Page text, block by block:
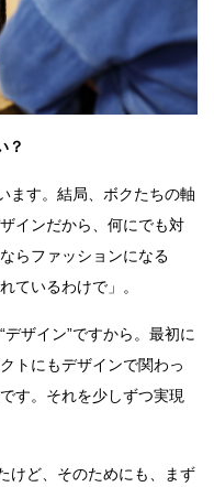
？
ます。結局、ボクたちの軸
インだから、何にでも対
らファッションになる
ているわけで」。
ザイン”ですから。最初に
トにもデザインで関わっ
す。それを少しずつ実現
けど、そのためにも、まず